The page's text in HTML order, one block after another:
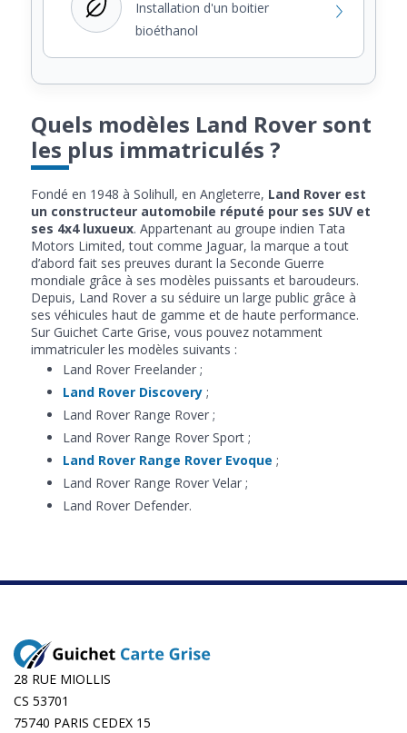
Installation d'un boitier
bioéthanol
Quels modèles Land Rover sont
les plus immatriculés ?
Fondé en 1948 à Solihull, en Angleterre, Land Rover est
un constructeur automobile réputé pour ses SUV et
ses 4x4 luxueux. Appartenant au groupe indien Tata
Motors Limited, tout comme Jaguar, la marque a tout
d’abord fait ses preuves durant la Seconde Guerre
mondiale grâce à ses modèles puissants et baroudeurs.
Depuis, Land Rover a su séduire un large public grâce à
ses véhicules haut de gamme et de haute performance.
Sur Guichet Carte Grise, vous pouvez notamment
immatriculer les modèles suivants :
Land Rover Freelander ;
Land Rover Discovery;
Land Rover Range Rover ;
Land Rover Range Rover Sport ;
Land Rover Range Rover Evoque ;
Land Rover Range Rover Velar ;
Land Rover Defender.
28 RUE MIOLLIS
CS 53701
75740 PARIS CEDEX 15